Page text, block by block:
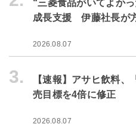
“三菱食品がいてよか
成長支援 伊藤社長が
2026.08.07
3.
【速報】アサヒ飲料
売目標を4倍に修正
2026.08.07